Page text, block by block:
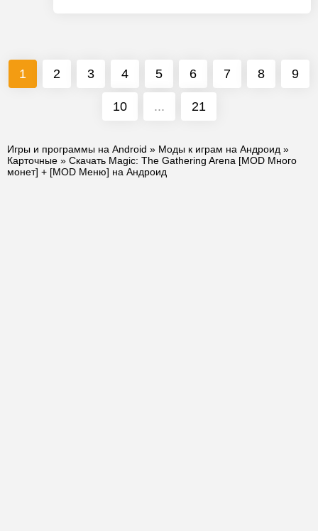
1 2 3 4 5 6 7 8 9
10 ... 21
Игры и программы на Android » Моды к играм на Андроид »
Карточные » Скачать Magic: The Gathering Arena [MOD Много
монет] + [MOD Меню] на Андроид